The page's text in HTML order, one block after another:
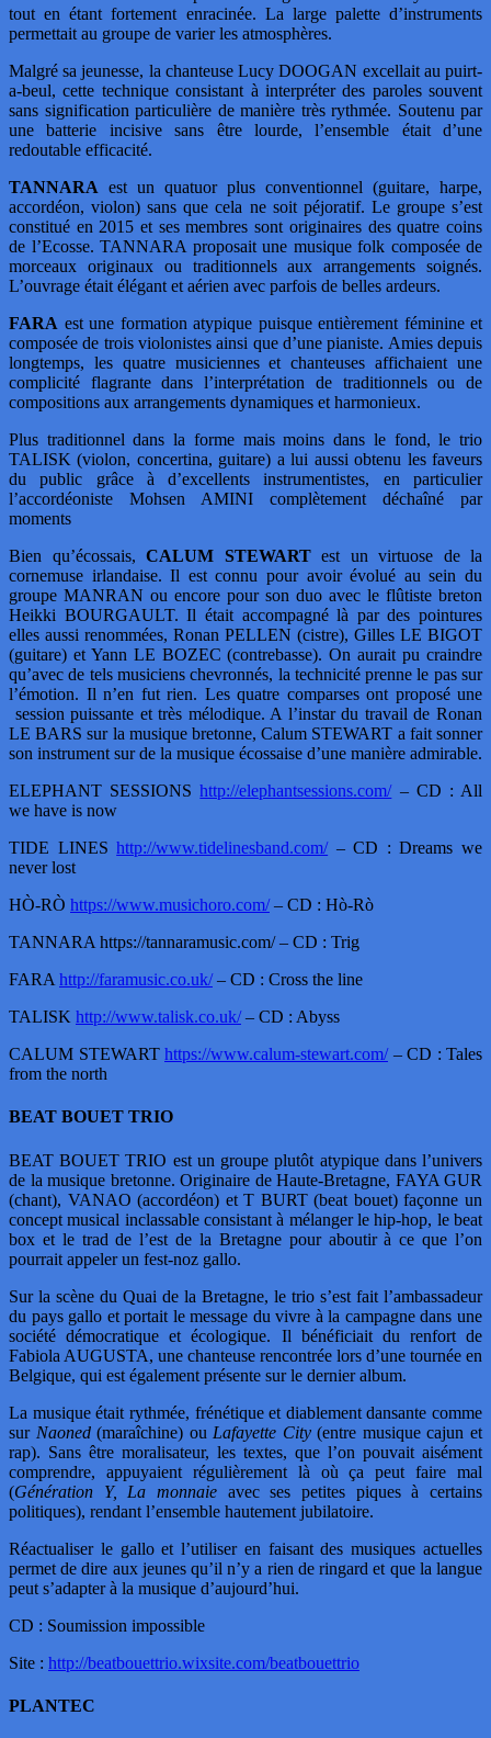
tout en étant fortement enracinée. La large palette d’instruments
permettait au groupe de varier les atmosphères.
Malgré sa jeunesse, la chanteuse Lucy DOOGAN excellait au puirt-
a-beul, cette technique consistant à interpréter des paroles souvent
sans signification particulière de manière très rythmée. Soutenu par
une batterie incisive sans être lourde, l’ensemble était d’une
redoutable efficacité.
TANNARA est un quatuor plus conventionnel (guitare, harpe,
accordéon, violon) sans que cela ne soit péjoratif. Le groupe s’est
constitué en 2015 et ses membres sont originaires des quatre coins
de l’Ecosse. TANNARA proposait une musique folk composée de
morceaux originaux ou traditionnels aux arrangements soignés.
L’ouvrage était élégant et aérien avec parfois de belles ardeurs.
FARA est une formation atypique puisque entièrement féminine et
composée de trois violonistes ainsi que d’une pianiste. Amies depuis
longtemps, les quatre musiciennes et chanteuses affichaient une
complicité flagrante dans l’interprétation de traditionnels ou de
compositions aux arrangements dynamiques et harmonieux.
Plus traditionnel dans la forme mais moins dans le fond, le trio
TALISK (violon, concertina, guitare) a lui aussi obtenu les faveurs
du public grâce à d’excellents instrumentistes, en particulier
l’accordéoniste Mohsen AMINI complètement déchaîné par
moments
Bien qu’écossais, CALUM STEWARTest un virtuose de la
cornemuse irlandaise. Il est connu pour avoir évolué au sein du
groupe MANRAN ou encore pour son duo avec le flûtiste breton
Heikki BOURGAULT. Il était accompagné là par des pointures
elles aussi renommées, Ronan PELLEN (cistre), Gilles LE BIGOT
(guitare) et Yann LE BOZEC (contrebasse). On aurait pu craindre
qu’avec de tels musiciens chevronnés, la technicité prenne le pas sur
l’émotion. Il n’en fut rien. Les quatre comparses ont proposé une
session puissante et très mélodique. A l’instar du travail de Ronan
LE BARS sur la musique bretonne, Calum STEWART a fait sonner
son instrument sur de la musique écossaise d’une manière admirable.
ELEPHANT SESSIONShttp://elephantsessions.com/– CD : All
we have is now
TIDE LINEShttp://www.tidelinesband.com/– CD : Dreams we
never lost
HÒ-RÒ https://www.musichoro.com/– CD : Hò-Rò
TANNARA https://tannaramusic.com/ – CD : Trig
FARA http://faramusic.co.uk/– CD : Cross the line
TALISK http://www.talisk.co.uk/– CD : Abyss
CALUM STEWART https://www.calum-stewart.com/– CD : Tales
from the north
BEAT BOUET TRIO
BEAT BOUET TRIO est un groupe plutôt atypique dans l’univers
de la musique bretonne. Originaire de Haute-Bretagne, FAYA GUR
(chant), VANAO (accordéon) et T BURT (beat bouet) façonne un
concept musical inclassable consistant à mélanger le hip-hop, le beat
box et le trad de l’est de la Bretagne pour aboutir à ce que l’on
pourrait appeler un fest-noz gallo.
Sur la scène du Quai de la Bretagne, le trio s’est fait l’ambassadeur
du pays gallo et portait le message du vivre à la campagne dans une
société démocratique et écologique. Il bénéficiait du renfort de
Fabiola AUGUSTA, une chanteuse rencontrée lors d’une tournée en
Belgique, qui est également présente sur le dernier album.
La musique était rythmée, frénétique et diablement dansante comme
sur Naoned(maraîchine) ou Lafayette City(entre musique cajun et
rap). Sans être moralisateur, les textes, que l’on pouvait aisément
comprendre, appuyaient régulièrement là où ça peut faire mal
(Génération Y, La monnaie avec ses petites piques à certains
politiques), rendant l’ensemble hautement jubilatoire.
Réactualiser le gallo et l’utiliser en faisant des musiques actuelles
permet de dire aux jeunes qu’il n’y a rien de ringard et que la langue
peut s’adapter à la musique d’aujourd’hui.
CD : Soumission impossible
Site : http://beatbouettrio.wixsite.com/beatbouettrio
PLANTEC